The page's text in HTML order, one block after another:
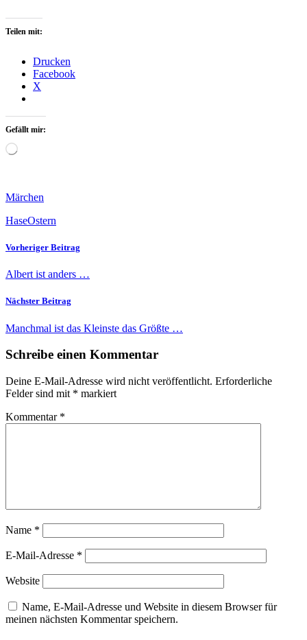
Teilen mit:
Drucken
Facebook
X
Gefällt mir:
Wird
Märchen
HaseOstern
Vorheriger Beitrag
Albert ist anders …
Nächster Beitrag
Manchmal ist das Kleinste das Größte …
Schreibe einen Kommentar
Deine E-Mail-Adresse wird nicht veröffentlicht. Erforderliche
Felder sind mit * markiert
Kommentar *
Name *
E-Mail-Adresse *
Website
Name, E-Mail-Adresse und Website in diesem Browser für
meinen nächsten Kommentar speichern.